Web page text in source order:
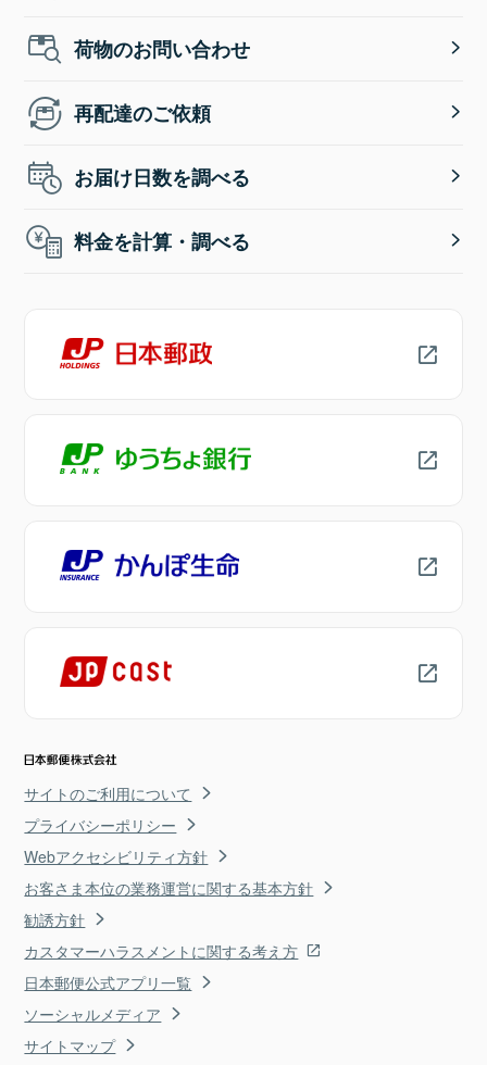
荷物のお問い合わせ
再配達のご依頼
お届け日数を調べる
料金を計算・調べる
サイトのご利用について
プライバシーポリシー
Webアクセシビリティ方針
お客さま本位の業務運営に関する基本方針
勧誘方針
カスタマーハラスメントに関する考え方
日本郵便公式アプリ一覧
ソーシャルメディア
サイトマップ